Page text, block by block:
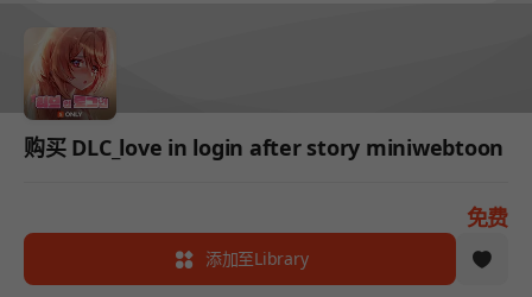
购买 DLC_love in login after story miniwebtoon
免费
添加至Library